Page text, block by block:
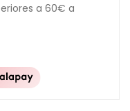
a 60€ a